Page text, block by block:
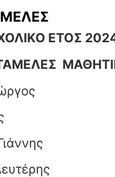
ΕΤΟΣ